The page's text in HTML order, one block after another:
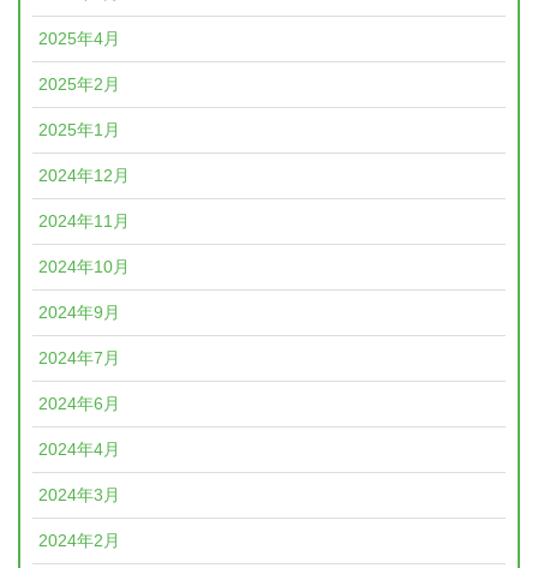
2025年4月
2025年2月
2025年1月
2024年12月
2024年11月
2024年10月
2024年9月
2024年7月
2024年6月
2024年4月
2024年3月
2024年2月